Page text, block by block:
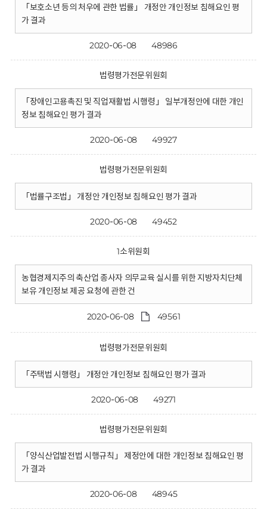
「보호소년 등의 처우에 관한 법률」 개정안 개인정보 침해요인 평
가 결과
2020-06-08 48986
법령평가전문위원회
「장애인고용촉진 및 직업재활법 시행령」 일부개정안에 대한 개인
정보 침해요인 평가 결과
2020-06-08 49927
법령평가전문위원회
「법률구조법」 개정안 개인정보 침해요인 평가 결과
2020-06-08 49452
1소위원회
농협경제지주의 축산업 종사자 의무교육 실시를 위한 지방자치단체
보유 개인정보 제공 요청에 관한 건
2020-06-08 49561
법령평가전문위원회
「주택법 시행령」 개정안 개인정보 침해요인 평가 결과
2020-06-08 49271
법령평가전문위원회
「양식산업발전법 시행규칙」 제정안에 대한 개인정보 침해요인 평
가 결과
2020-06-08 48945